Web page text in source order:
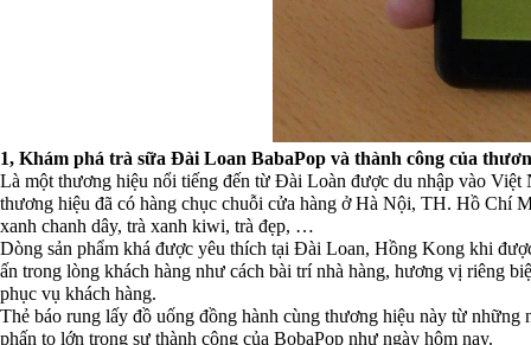
1, Khám phá trà sữa Đài Loan BabaPop và thành công của
Là một thương hiệu nổi tiếng đến từ Đài Loàn được du nhập vào
thương hiệu đã có hàng chục chuỗi cửa hàng ở Hà Nội, TH. Hồ Chí
xanh chanh dây, trà xanh kiwi, trà đẹp, …
Dòng sản phẩm khá được yêu thích tại Đài Loan, Hồng Kong khi
ấn trong lòng khách hàng như cách bài trí nhà hàng, hương vị riêng
phục vụ khách hàng.
Thẻ báo rung lấy đồ uống đồng hành cùng thương hiệu này từ những
phấn to lớn trong sự thành công của BobaPop như ngày hôm nay.